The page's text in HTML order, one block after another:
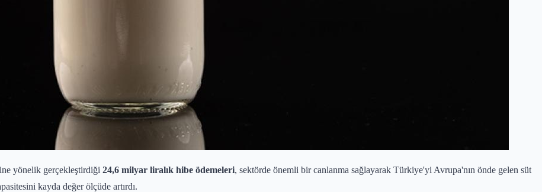
yönelik gerçekleştirdiği 24,6 milyar liralık hibe ödemeleri, sektörde önemli bir canlanma sağlayarak Türkiye'yi Avrupa'nın önde gelen süt
kayda değer ölçüde artırdı.